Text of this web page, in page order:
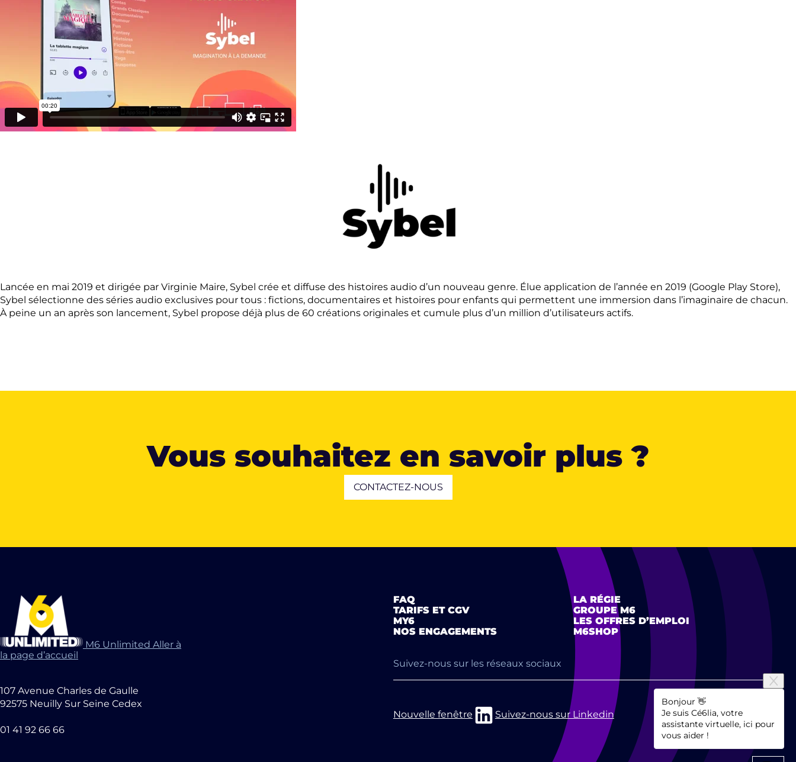
Lancée en mai 2019 et dirigée par Virginie Maire, Sybel crée et diffuse des histoires audio d’un nouveau genre. Élue application de l’année en 2019 (Google Play Store),
Sybel sélectionne des séries audio exclusives pour tous : fictions, documentaires et histoires pour enfants qui permettent une immersion dans l’imaginaire de chacun.
À peine un an après son lancement, Sybel propose déjà plus de 60 créations originales et cumule plus d’un million d’utilisateurs actifs.
Vous souhaitez en savoir plus ?
CONTACTEZ-NOUS
M6 Unlimited Aller à
la page d’accueil
107 Avenue Charles de Gaulle
92575 Neuilly Sur Seine Cedex
01 41 92 66 66
FAQ
TARIFS ET CGV
MY6
NOS ENGAGEMENTS
LA RÉGIE
GROUPE M6
LES OFFRES D’EMPLOI
M6SHOP
Suivez-nous sur les réseaux sociaux
Nouvelle fenêtre Suivez-nous sur Linkedin
Bonjour 👋
Je suis Cé6lia, votre
assistante virtuelle, ici pour
vous aider !